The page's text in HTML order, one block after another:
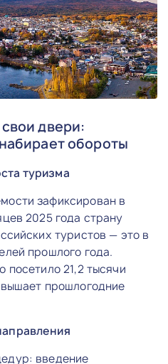
двери:
обороты
туризма
зафиксирован в
2025 года страну
туристов — это в
прошлого года.
посетило 21,2 тысячи
прошлогодние
введение